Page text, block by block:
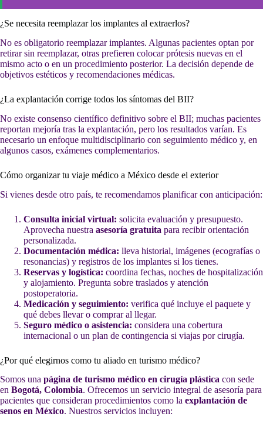
¿Se necesita reemplazar los implantes al extraerlos?
No es obligatorio reemplazar implantes. Algunas pacientes optan por
retirar sin reemplazar, otras prefieren colocar prótesis nuevas en el
mismo acto o en un procedimiento posterior. La decisión depende de
objetivos estéticos y recomendaciones médicas.
¿La explantación corrige todos los síntomas del BII?
No existe consenso científico definitivo sobre el BII; muchas pacientes
reportan mejoría tras la explantación, pero los resultados varían. Es
necesario un enfoque multidisciplinario con seguimiento médico y, en
algunos casos, exámenes complementarios.
Cómo organizar tu viaje médico a México desde el exterior
Si vienes desde otro país, te recomendamos planificar con anticipación:
Consulta inicial virtual: solicita evaluación y presupuesto.
Aprovecha nuestra asesoría gratuita para recibir orientación
personalizada.
Documentación médica: lleva historial, imágenes (ecografías o
resonancias) y registros de los implantes si los tienes.
Reservas y logística: coordina fechas, noches de hospitalización
y alojamiento. Pregunta sobre traslados y atención
postoperatoria.
Medicación y seguimiento: verifica qué incluye el paquete y
qué debes llevar o comprar al llegar.
Seguro médico o asistencia: considera una cobertura
internacional o un plan de contingencia si viajas por cirugía.
¿Por qué elegirnos como tu aliado en turismo médico?
Somos una página de turismo médico en cirugía plástica con sede
en Bogotá, Colombia. Ofrecemos un servicio integral de asesoría para
pacientes que consideran procedimientos como la explantación de
senos en México. Nuestros servicios incluyen: